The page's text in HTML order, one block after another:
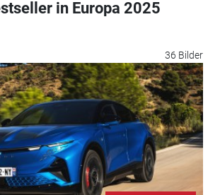
in Europa 2025
36 Bilder